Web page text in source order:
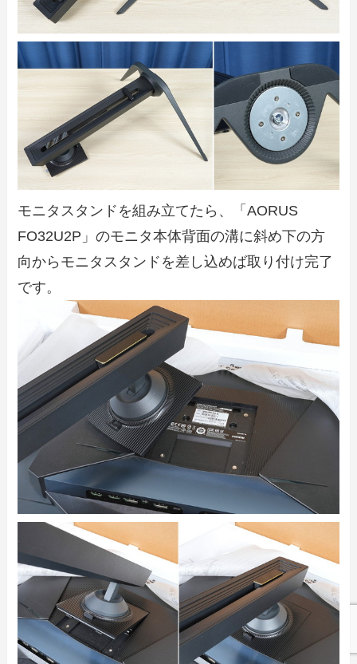
モニタスタンドを組み立てたら、「AORUS
FO32U2P」のモニタ本体背面の溝に斜め下の方
向からモニタスタンドを差し込めば取り付け完了
です。